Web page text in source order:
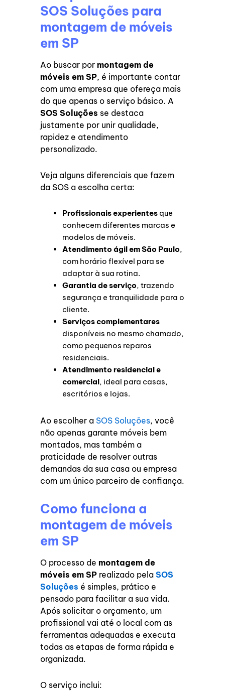
SOS Soluções para
montagem de móveis
em SP
Ao buscar por montagem de
móveis em SP, é importante contar
com uma empresa que ofereça mais
do que apenas o serviço básico. A
SOS Soluções se destaca
justamente por unir qualidade,
rapidez e atendimento
personalizado.
Veja alguns diferenciais que fazem
da SOS a escolha certa:
Profissionais experientes que
conhecem diferentes marcas e
modelos de móveis.
Atendimento ágil em São Paulo,
com horário flexível para se
adaptar à sua rotina.
Garantia de serviço, trazendo
segurança e tranquilidade para o
cliente.
Serviços complementares
disponíveis no mesmo chamado,
como pequenos reparos
residenciais.
Atendimento residencial e
comercial, ideal para casas,
escritórios e lojas.
Ao escolher a SOS Soluções, você
não apenas garante móveis bem
montados, mas também a
praticidade de resolver outras
demandas da sua casa ou empresa
com um único parceiro de confiança.
Como funciona a
montagem de móveis
em SP
O processo de montagem de
móveis em SP realizado pelaSOS
Soluções é simples, prático e
pensado para facilitar a sua vida.
Após solicitar o orçamento, um
profissional vai até o local com as
ferramentas adequadas e executa
todas as etapas de forma rápida e
organizada.
O serviço inclui: